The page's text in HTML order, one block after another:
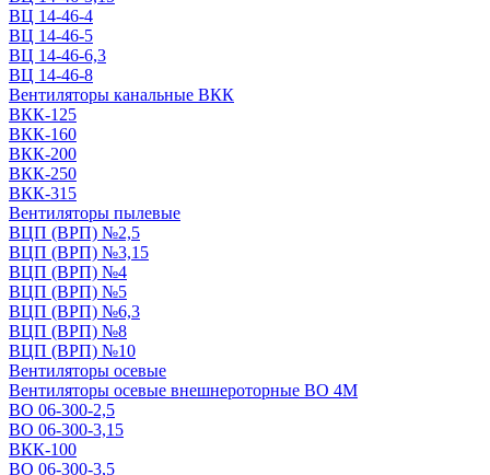
ВЦ 14-46-4
ВЦ 14-46-5
ВЦ 14-46-6,3
ВЦ 14-46-8
Вентиляторы канальные ВКК
ВКК-125
ВКК-160
ВКК-200
ВКК-250
ВКК-315
Вентиляторы пылевые
ВЦП (ВРП) №2,5
ВЦП (ВРП) №3,15
ВЦП (ВРП) №4
ВЦП (ВРП) №5
ВЦП (ВРП) №6,3
ВЦП (ВРП) №8
ВЦП (ВРП) №10
Вентиляторы осевые
Вентиляторы осевые внешнероторные ВО 4М
ВО 06-300-2,5
ВО 06-300-3,15
ВКК-100
ВО 06-300-3,5